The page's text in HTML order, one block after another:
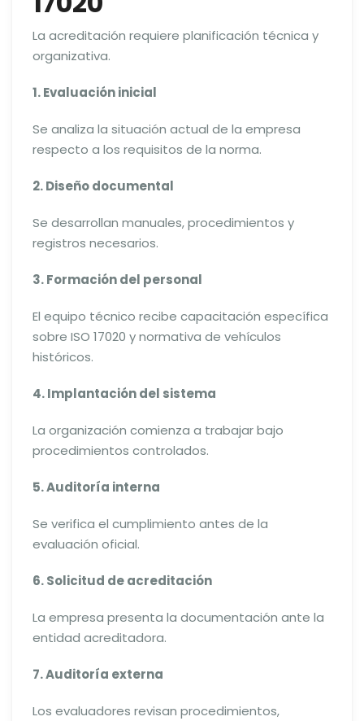
La acreditación requiere planificación técnica y
organizativa.
1. Evaluación inicial
Se analiza la situación actual de la empresa
respecto a los requisitos de la norma.
2. Diseño documental
Se desarrollan manuales, procedimientos y
registros necesarios.
3. Formación del personal
El equipo técnico recibe capacitación específica
sobre ISO 17020 y normativa de vehículos
históricos.
4. Implantación del sistema
La organización comienza a trabajar bajo
procedimientos controlados.
5. Auditoría interna
Se verifica el cumplimiento antes de la
evaluación oficial.
6. Solicitud de acreditación
La empresa presenta la documentación ante la
entidad acreditadora.
7. Auditoría externa
Los evaluadores revisan procedimientos,